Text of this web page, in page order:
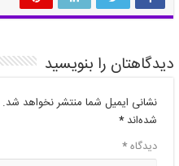
دیدگاهتان را بنویسید
نشانی ایمیل شما منتشر نخواهد شد.
شده‌اند*
دیدگاه*